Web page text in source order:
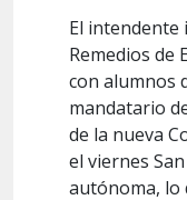
El intendente
Remedios de
con alumnos
mandatario
de la nueva
el viernes
autónoma, lo